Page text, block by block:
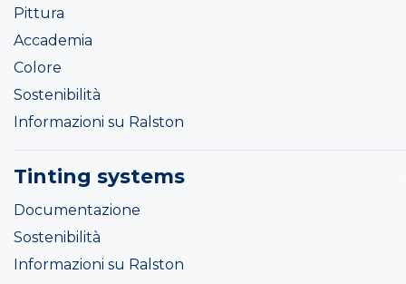
Pittura
Accademia
Colore
Sostenibilità
Informazioni su Ralston
Tinting systems
Documentazione
Sostenibilità
Informazioni su Ralston